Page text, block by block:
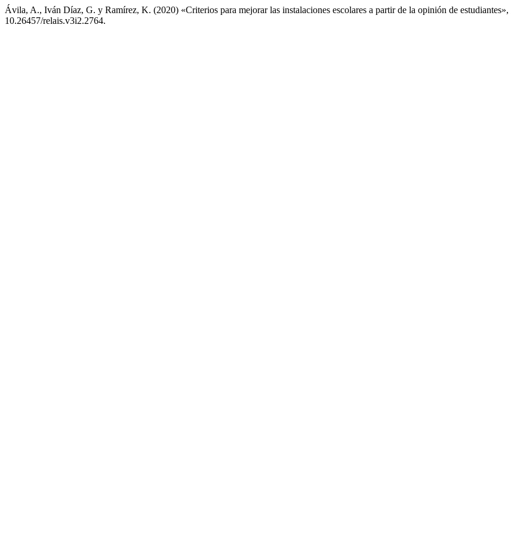
Ávila, A., Iván Díaz, G. y Ramírez, K. (2020) «Criterios para mejorar las instalaciones escolares a partir de la opinión de estudiantes»,
10.26457/relais.v3i2.2764.